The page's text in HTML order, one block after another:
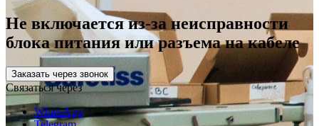
Не включается из-за неисправности
блока питания или разъема на кабеле
Заказать через звонок
Связаться через
WhatsApp